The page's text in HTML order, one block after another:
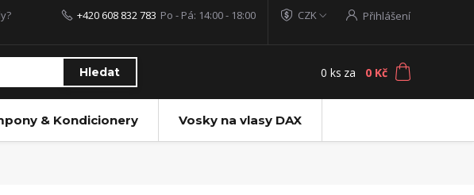
CZK Přihlášení
Hledat
+420 608 832 783 Po - Pá: 14:00 - 18:00
0 ks za 0 Kč
& Kondicionery Vosky na vlasy DAX